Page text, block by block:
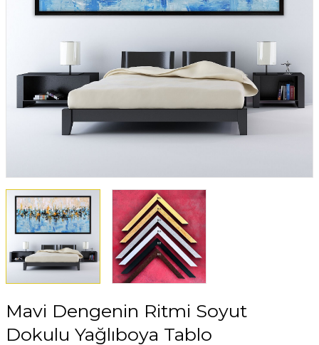
Mavi Dengenin Ritmi Soyut
Dokulu Yağlıboya Tablo